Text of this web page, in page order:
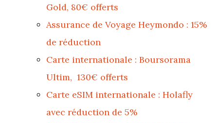
Gold, 80€ offerts
Assurance de Voyage Heymondo : 15%
de réduction
Carte internationale : Boursorama
Ultim, 130€ offerts
Carte eSIM internationale : Holafly
avec réduction de 5%